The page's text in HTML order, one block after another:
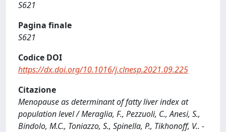
S621
Pagina finale
S621
Codice DOI
https://dx.doi.org/10.1016/j.clnesp.2021.09.225
Citazione
Menopause as determinant of fatty liver index at
population level / Meraglia, F., Pezzuoli, C., Anesi, S.,
Bindolo, M.C., Toniazzo, S., Spinella, P., Tikhonoff, V.. -